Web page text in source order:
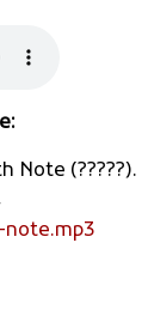
Note (?????).